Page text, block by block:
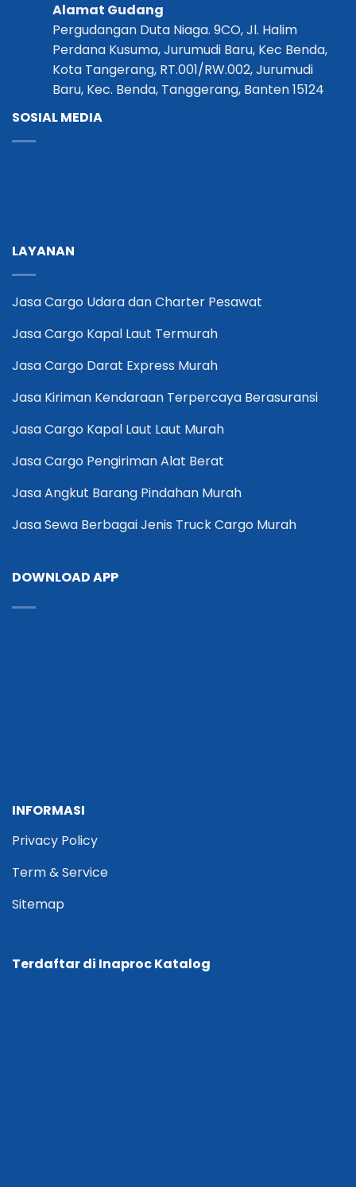
Alamat Gudang
Pergudangan Duta Niaga. 9CO, Jl. Halim
Perdana Kusuma, Jurumudi Baru, Kec Benda,
Kota Tangerang, RT.001/RW.002, Jurumudi
Baru, Kec. Benda, Tanggerang, Banten 15124
SOSIAL MEDIA
LAYANAN
Jasa Cargo Udara dan Charter Pesawat
Jasa Cargo Kapal Laut Termurah
Jasa Cargo Darat Express Murah
Jasa Kiriman Kendaraan Terpercaya Berasuransi
Jasa Cargo Kapal Laut Laut Murah
Jasa Cargo Pengiriman Alat Berat
Jasa Angkut Barang Pindahan Murah
Jasa Sewa Berbagai Jenis Truck Cargo Murah
DOWNLOAD APP
INFORMASI
Privacy Policy
Term & Service
Sitemap
Terdaftar di Inaproc Katalog